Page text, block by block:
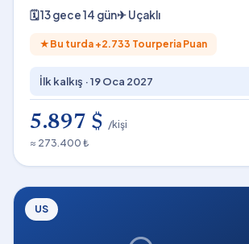
🗓13 gece 14 gün✈Uçaklı
★ Bu turda +2.733 Tourperia Puan
İlk kalkış ·19 Oca 2027
5.897 $ /kişi
≈ 273.400 ₺
US